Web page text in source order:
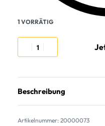
1 VORRÄTIG
Beschreibung
20000073